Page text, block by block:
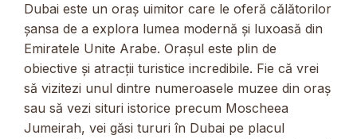
Dubai este un oraș uimitor care le oferă călătorilor
șansa de a explora lumea modernă și luxoasă din
Emiratele Unite Arabe. Orașul este plin de
obiective și atracții turistice incredibile. Fie că vrei
să vizitezi unul dintre numeroasele muzee din oraș
sau să vezi situri istorice precum Moscheea
Jumeirah, vei găsi tururi în Dubai pe placul